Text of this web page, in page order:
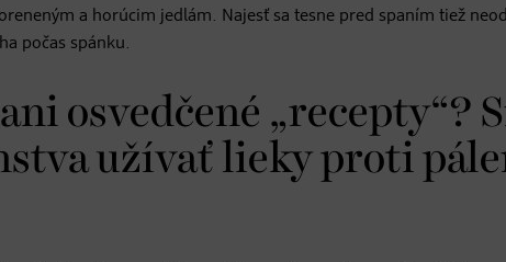
a horúcim jedlám. Najesť sa tesne pred spaním tiež
počas spánku.
osvedčené „recepty“?
užívať lieky proti